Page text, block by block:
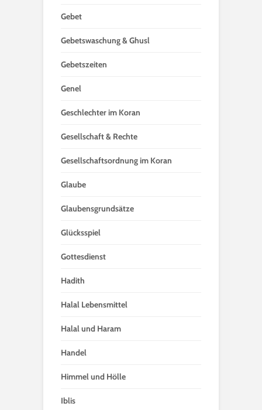
Gebet
Gebetswaschung & Ghusl
Gebetszeiten
Genel
Geschlechter im Koran
Gesellschaft & Rechte
Gesellschaftsordnung im Koran
Glaube
Glaubensgrundsätze
Glücksspiel
Gottesdienst
Hadith
Halal Lebensmittel
Halal und Haram
Handel
Himmel und Hölle
Iblis